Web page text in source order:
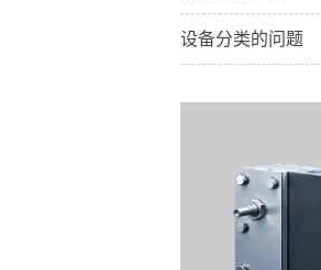
设备分类的问题